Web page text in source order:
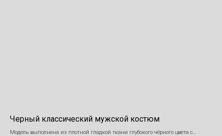
Черный классический мужской костюм
Модель выполнена из плотной гладкой ткани глубокого чёрного цвета с